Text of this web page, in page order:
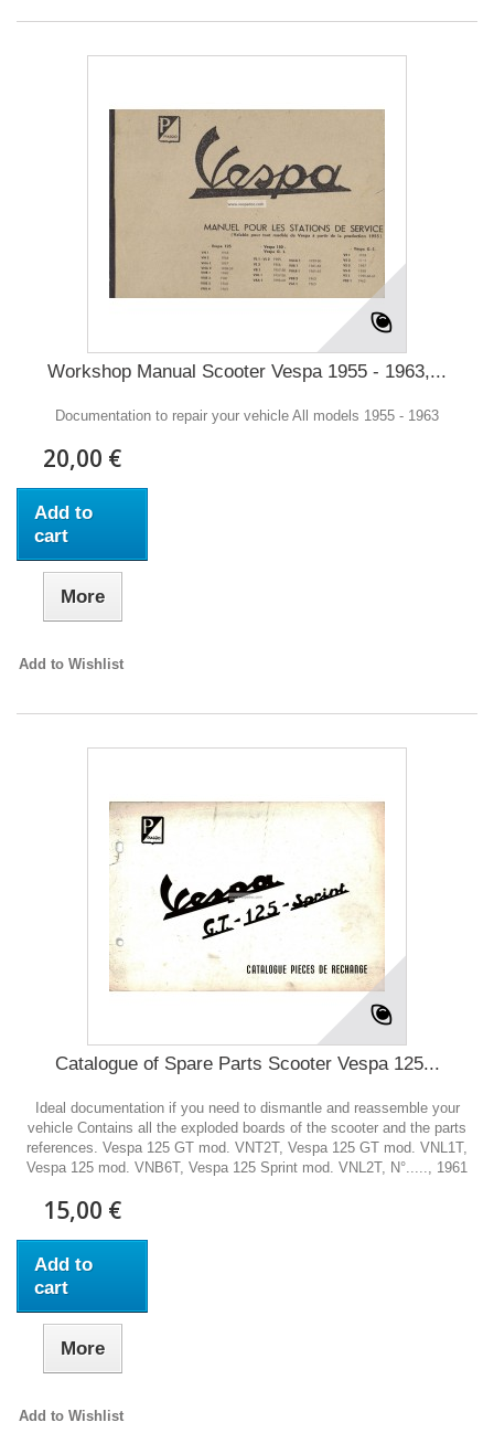
Workshop Manual Scooter Vespa 1955 - 1963,...
Documentation to repair your vehicle All models 1955 - 1963
20,00 €
Add to
cart
More
Add to Wishlist
Catalogue of Spare Parts Scooter Vespa 125...
Ideal documentation if you need to dismantle and reassemble your
vehicle Contains all the exploded boards of the scooter and the parts
references. Vespa 125 GT mod. VNT2T, Vespa 125 GT mod. VNL1T,
Vespa 125 mod. VNB6T, Vespa 125 Sprint mod. VNL2T, N°....., 1961
15,00 €
Add to
cart
More
Add to Wishlist